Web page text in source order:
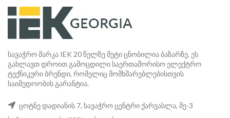
სავაჭრო მარკა IEK 20 წელზე მეტი ცნობილია ბაზარზე. ეს
გახლავთ დროით გამოცდილი საერთაშორისო ელექტრო
ტექნიკური ბრენდი, რომელიც მომხმარებლებისთვის
საიმედოობის გარანტია.
ცოტნე დადიანის 7, სავაჭრო ცენტრი ქარვასლა, მე-3